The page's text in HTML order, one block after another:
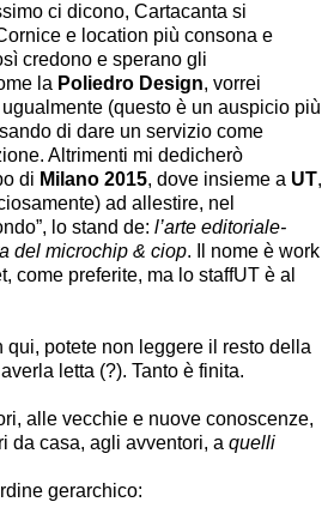
ci dicono, Cartacanta si
e location più consona e
credono e sperano gli
la Poliedro Design, vorrei
(questo è un auspicio più
di dare un servizio come
Altrimenti mi dedicherò
di Milano 2015, dove insieme a UT,
ad allestire, nel
lo stand de: l’arte editoriale-
del microchip & ciop. Il nome è work
come preferite, ma lo staffUT è al
qui, potete non leggere il resto della
letta (?). Tanto è finita.
alle vecchie e nuove conoscenze,
da casa, agli avventori, a quelli
gerarchico: